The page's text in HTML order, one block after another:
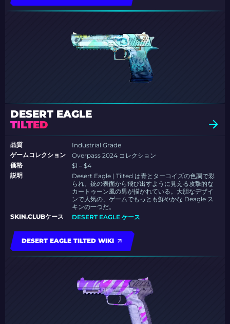
DESERT EAGLE
TILTED
品質
Industrial Grade
ゲームコレクション
Overpass 2024 コレクション
価格
$1 – $4
説明
Desert Eagle | Tilted は青とターコイズの色調で彩
られ、銃の表面から飛び出すように見える攻撃的な
カートゥーン風の男が描かれている。大胆なデザイ
ンで人気の、ゲームでもっとも鮮やかな Deagle ス
キンの一つだ。
SKIN.CLUBケース
DESERT EAGLE ケース
DESERT EAGLE TILTED WIKI